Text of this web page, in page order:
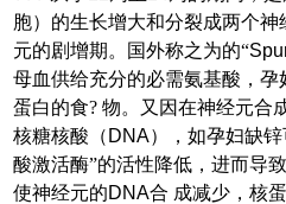
胞）的生长增大和分裂成两个
元的剧增期。国外称之为的“
母血供给充分的必需氨基酸，
蛋白的食? 物。又因在神经元合
核糖核酸（ DNA），如孕妇缺
酸激活酶”的活性降低，进而导
使神经元的DNA合 成减少，核